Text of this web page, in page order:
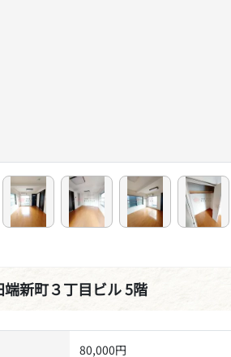
端新町３丁目ビル 5階
80,000円